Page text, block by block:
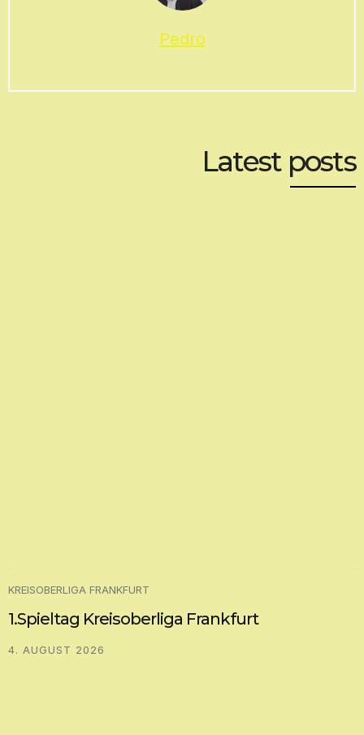
Pedro
Latest posts
KREISOBERLIGA FRANKFURT
1.Spieltag Kreisoberliga Frankfurt
4. AUGUST 2026